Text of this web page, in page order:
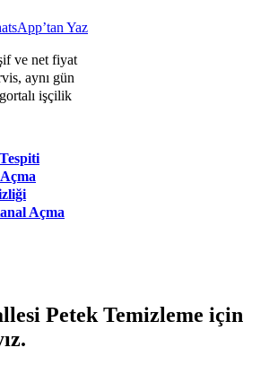
Yaz
ve net fiyat
aynı gün
işçilik
Açma
Petek Temizleme için